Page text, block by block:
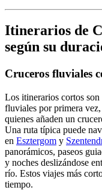
Itinerarios de
según su
Cruceros fluviales
Los itinerarios cortos son
fluviales por primera
quienes añaden un
Una ruta típica puede
en Esztergom y
panorámicos, paseos
y noches deslizándose
río. Estos viajes más
tiempo.